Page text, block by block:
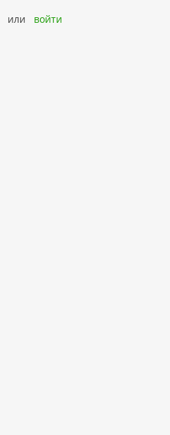
или войти